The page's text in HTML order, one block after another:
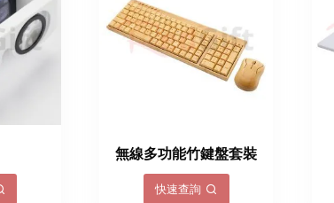
無線多功能竹鍵盤套裝
快速查詢